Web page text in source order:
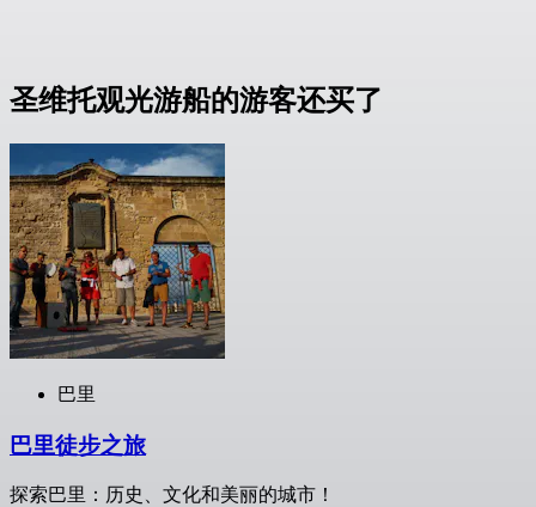
圣维托观光游船的游客还买了
巴里
巴里徒步之旅
探索巴里：历史、文化和美丽的城市！